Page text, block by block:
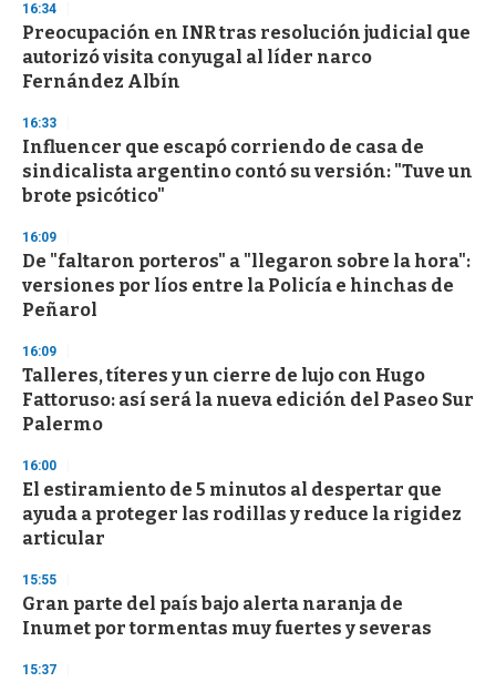
d
s
o
f
3
s
e
c
o
n
16:34
Preocupación en INR tras resolución judicial que
autorizó visita conyugal al líder narco
Fernández Albín
16:33
Influencer que escapó corriendo de casa de
sindicalista argentino contó su versión: "Tuve un
brote psicótico"
16:09
De "faltaron porteros" a "llegaron sobre la hora":
versiones por líos entre la Policía e hinchas de
Peñarol
16:09
Talleres, títeres y un cierre de lujo con Hugo
Fattoruso: así será la nueva edición del Paseo Sur
Palermo
16:00
El estiramiento de 5 minutos al despertar que
ayuda a proteger las rodillas y reduce la rigidez
articular
15:55
Gran parte del país bajo alerta naranja de
Inumet por tormentas muy fuertes y severas
15:37